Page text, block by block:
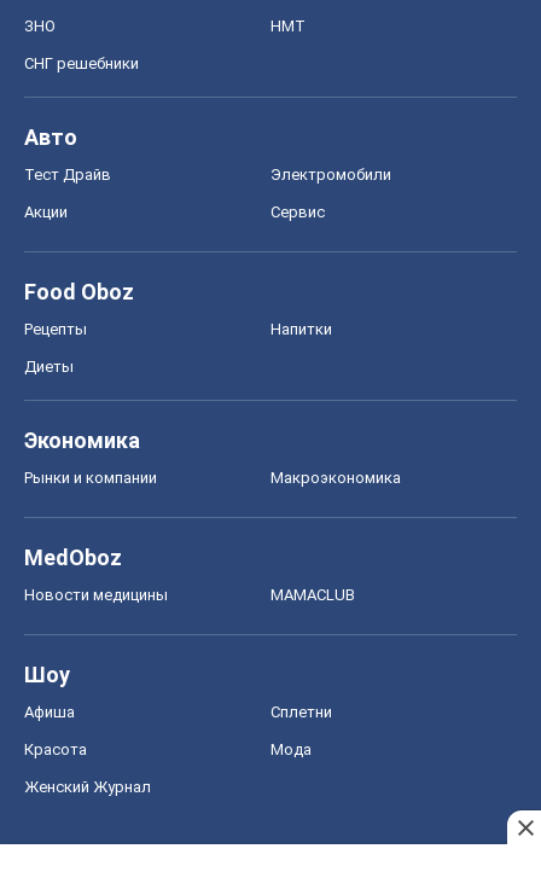
ЗНО НМТ
СНГ решебники
Авто
Тест Драйв Электромобили
Акции Сервис
Food Oboz
Рецепты Напитки
Диеты
Экономика
Рынки и компании Mакроэкономика
MedOboz
Новости медицины MAMACLUB
Шоу
Афиша Сплетни
Красота Мода
Женский Журнал